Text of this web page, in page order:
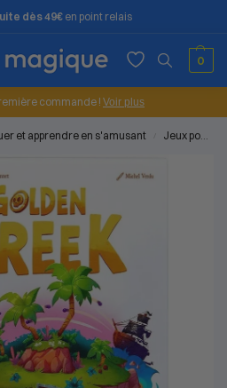
dès 49€en point relais
0
commande ! Voir plus
et apprendre en s'amusant Jeux pour les enfants (5 à 7 ans)